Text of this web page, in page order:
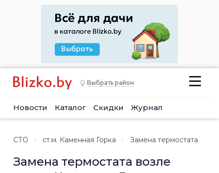
Выбрать район
Новости Каталог Скидки Журнал
СТО ст.м. Каменная Горка Замена термостата
Замена термостата возле